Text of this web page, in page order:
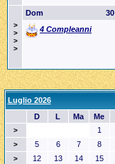
>
>
>
>
30
Dom
4 Compleanni
Luglio 2026
D
L Ma Me
> 1
> 5 6 7 8
> 12 13 14 15